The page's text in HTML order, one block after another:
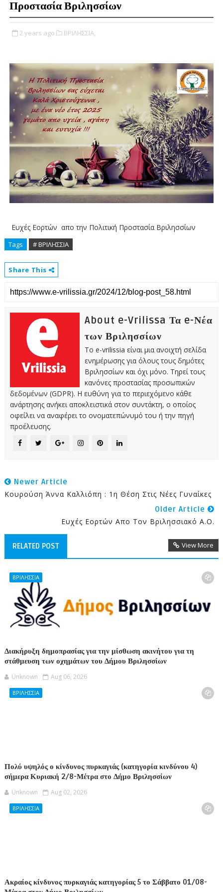
Προστασία Βριλησσίων
2 years ago ΒΡΙΛΗΣΣΙΑ,
Ευχές Εορτών απο την Πολιτική Προστασία Βριλησσίων
Tags # ΒΡΙΛΗΣΣΙΑ
Share This
About e-Vrilissa Τα e-Νέα
των Βριλησσίων
Το e-vrilissia είναι μια ανοιχτή σελίδα
ενημέρωσης για όλους τους δημότες
Βριλησσίων και όχι μόνο. Τηρεί τους
κανόνες προστασίας προσωπικών
δεδομένων (GDPR). Η ευθύνη για το περιεχόμενο κάθε
ανάρτησης ανήκει αποκλειστικά στον συντάκτη, ο οποίος
οφείλει να αναφέρει το ονοματεπώνυμό του ή την πηγή
προέλευσης.
Newer Article
Κουρούση Άννα Καλλιόπη : 1η Θέση Στις Νέες Γυναίκες
Older Article
Ευχές Εορτών Απο Τον Βριλησσιακό Α.Ο.
RELATED POST View More
ΒΡΙΛΗΣΣΙΑ
Διακήρυξη δημοπρασίας για την μίσθωση ακινήτου για τη
στάθμευση των οχημάτων του Δήμου Βριλησσίων
Unknown Aug 06, 2026
ΒΡΙΛΗΣΣΙΑ
Πολύ υψηλός ο κίνδυνος πυρκαγιάς (κατηγορία κινδύνου 4)
σήμερα Κυριακή 2/8-Μέτρα στο Δήμο Βριλησσίων
Unknown Aug 02, 2026
ΒΡΙΛΗΣΣΙΑ
Ακραίος κίνδυνος πυρκαγιάς κατηγορίας 5 το Σάββατο 01/08-